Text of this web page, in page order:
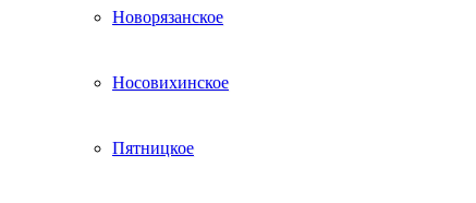
Новорязанское
Носовихинское
Пятницкое